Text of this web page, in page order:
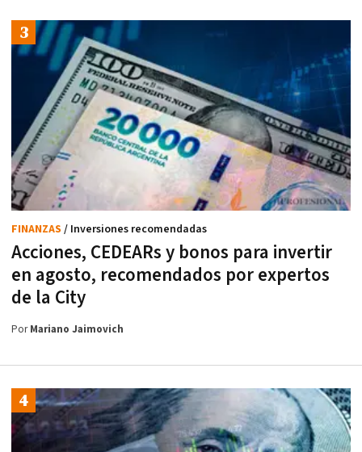
Acciones, CEDEARs y bonos para invertir
en agosto, recomendados por expertos
de la City
FINANZAS / Inversiones recomendadas
PorMariano Jaimovich